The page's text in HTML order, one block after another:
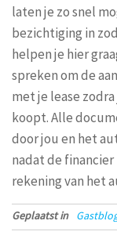
laten je zo snel
bezichtiging in
helpen je hier
spreken om de
met je lease
koopt. Alle
door jou en het
nadat de
rekening van het
Geplaatst in